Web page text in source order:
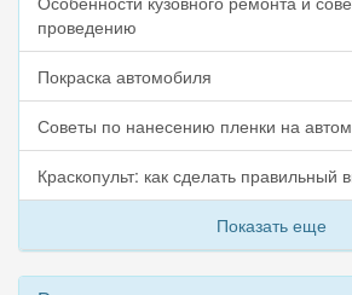
проведению
Покраска автомобиля
Советы по нанесению пленки на
Краскопульт: как сделать правильный
Показать еще